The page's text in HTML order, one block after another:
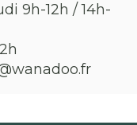
9h-12h / 14h-